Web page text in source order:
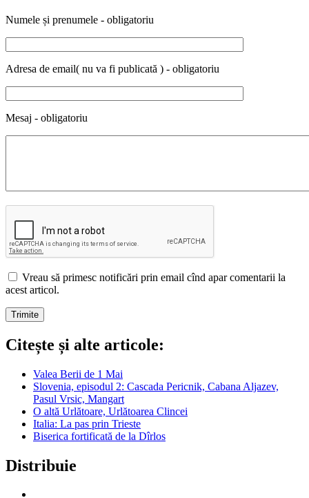
Numele și prenumele - obligatoriu
Adresa de email( nu va fi publicată ) - obligatoriu
Mesaj - obligatoriu
Vreau să primesc notificări prin email cînd apar comentarii la
acest articol.
Citește și alte articole:
Valea Berii de 1 Mai
Slovenia, episodul 2: Cascada Pericnik, Cabana Aljazev,
Pasul Vrsic, Mangart
O altă Urlătoare, Urlătoarea Clincei
Italia: La pas prin Trieste
Biserica fortificată de la Dîrlos
Distribuie